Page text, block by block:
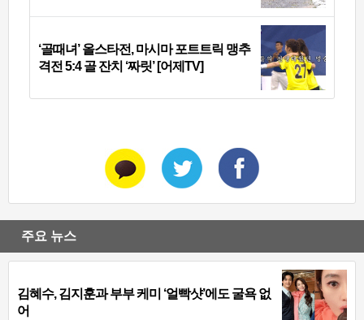
‘골때녀’ 올스타전, 마시마 포트트릭 맹추
격전 5:4 골 잔치 ‘짜릿’ [어제TV]
주요 뉴스
김혜수, 김지훈과 부부 케미 ‘얼빡샷’에도 굴욕 없
어